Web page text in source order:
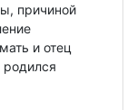
причиной
и отец